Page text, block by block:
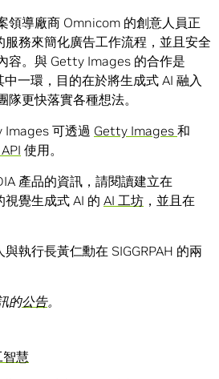
領導廠商 Omnicom 的創意人員正
務來簡化廣告工作流程，並且安全
容。與 Getty Images 的合作是
一環，目的在於將生成式 AI 融入
更快落實各種想法。
可透過 Getty Images 和
使用。
產品的資訊，請閱讀建立在
視覺生成式 AI 的 AI 工坊 ，並且在
執行長黃仁勳在 SIGGRPAH 的兩
的公告。
智慧